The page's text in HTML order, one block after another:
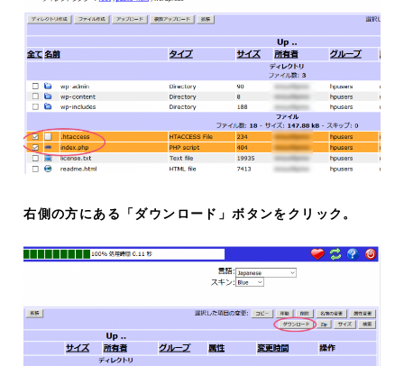
右側の方にある「ダウンロード」ボタンをクリック。